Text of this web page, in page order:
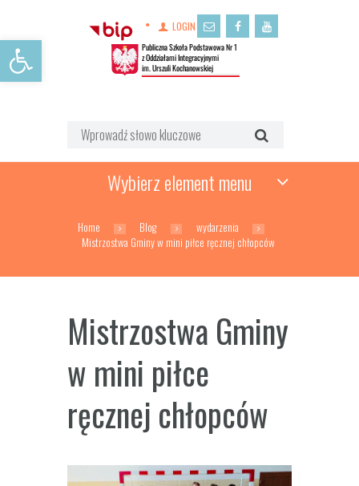
Open toolbar
LOGIN
Wybierz element menu
Home Blog
wydarzenia
Mistrzostwa Gminy w mini piłce ręcznej chłopców
Mistrzostwa Gminy
w mini piłce
ręcznej chłopców